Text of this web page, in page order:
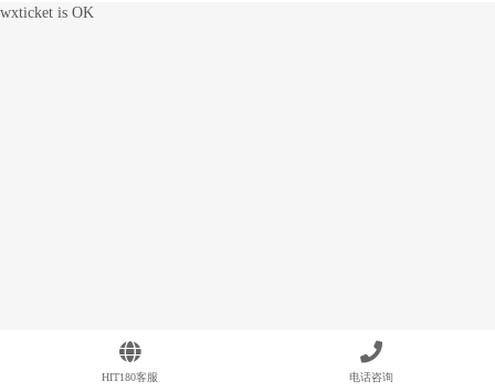
HIT180客服 电话咨询
wxticket is OK